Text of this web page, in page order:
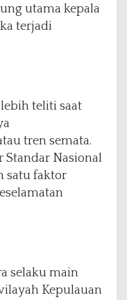
utama kepala
terjadi
teliti saat
tren semata.
Standar Nasional
satu faktor
selaku main
Kepulauan